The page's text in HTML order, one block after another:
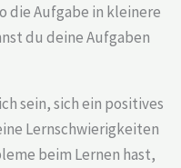
die Aufgabe in kleinere
du deine Aufgaben
sein, sich ein positives
Lernschwierigkeiten
beim Lernen hast,